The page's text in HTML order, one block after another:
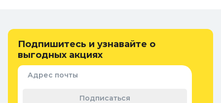
коптилен и средств для копчения по выгодным ценам для
жителей Москвы и городов Московской области: Балашиха,
Подольск, Химки, Мытищи, Королёв, Люберцы, Красногорск,
Одинцово, Домодедово, Электросталь, Коломна, Щёлково,
Серпухов, Долгопрудный, Раменское, Реутов, Жуковский,
Пушкино, Орехово-Зуево, Ногинск, Сергиев Посад, Видное,
Наро-Фоминск, Дмитров, Лыткарино, Павловский Посад,
Подпишитесь и узнавайте о
выгодных акциях
Адрес почты
Подписаться